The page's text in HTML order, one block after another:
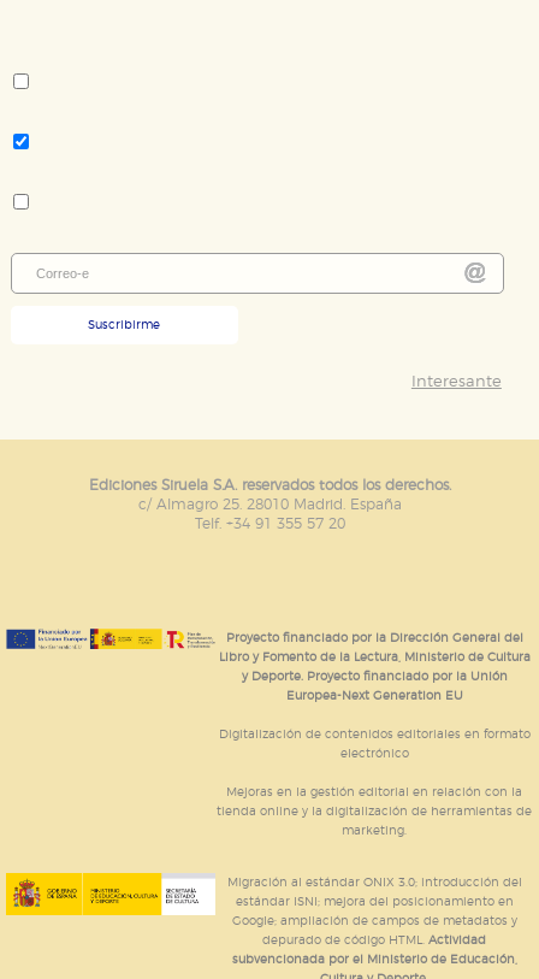
Suscribirme
Interesante
Ediciones Siruela S.A. reservados todos los derechos.
c/ Almagro 25. 28010 Madrid. España
Telf. +34 91 355 57 20
Proyecto financiado por la Dirección General del
Libro y Fomento de la Lectura, Ministerio de Cultura
y Deporte. Proyecto financiado por la Unión
Europea-Next Generation EU
Digitalización de contenidos editoriales en formato
electrónico
Mejoras en la gestión editorial en relación con la
tienda online y la digitalización de herramientas de
marketing.
Migración al estándar ONIX 3.0; introducción del
estándar ISNI; mejora del posicionamiento en
Google; ampliación de campos de metadatos y
depurado de código HTML.Actividad
subvencionada por el Ministerio de Educación,